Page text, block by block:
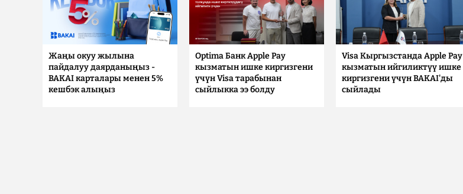
Жаңы окуу жылына
пайдалуу даярданыңыз -
BAKAI карталары менен 5%
кешбэк алыңыз
Optima Банк Apple Pay
кызматын ишке киргизгени
үчүн Visa тарабынан
сыйлыкка ээ болду
Visa Кыргызстанда Apple Pay
кызматын ийгиликтүү ишке
киргизгени үчүн BAKAI'ды
сыйлады